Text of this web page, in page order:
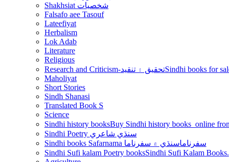
Shakhsiat شخصيات
Falsafo aee Tasouf
Lateefiyat
Herbalism
Lok Adab
Literature
Religious
Research and Criticism-تحقيق ۽ تنقيد
Maholiyat
Short Stories
Sindh Shanasi
Translated Book S
Science
Sindhi history books
Sindhi Poetry سنڌي شاعري
Sindhi books Safarnama سفرناماسنڌي ۾ سفرناما
Sindhi Sufi kalam Poetry books